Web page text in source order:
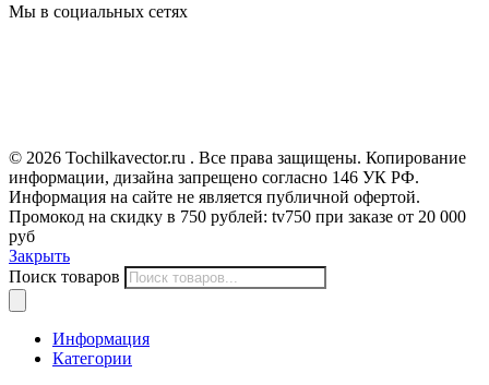
Мы в социальных сетях
© 2026 Tochilkavector.ru . Все права защищены. Копирование
информации, дизайна запрещено согласно 146 УК РФ.
Информация на сайте не является публичной офертой.
Промокод на скидку в 750 рублей: tv750 при заказе от 20 000
руб
Закрыть
Поиск товаров
Информация
Категории